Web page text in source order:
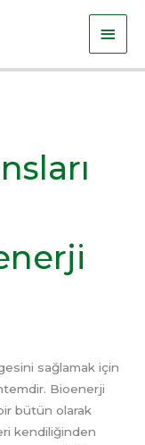
Ana
sağlamak için
Bioenerji
bütün olarak
kendiliğinden